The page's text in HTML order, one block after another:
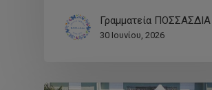
Γραμματεία ΠΟΣΣΑΣΔΙΑ
30 Ιουνίου, 2026